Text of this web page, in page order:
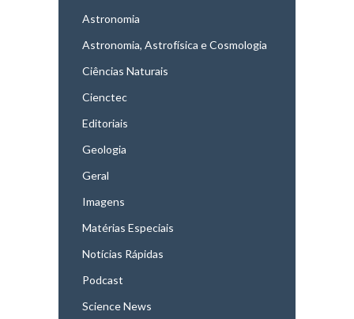
Astronomia
Astronomia, Astrofísica e Cosmologia
Ciências Naturais
Cienctec
Editoriais
Geologia
Geral
Imagens
Matérias Especiais
Notícias Rápidas
Podcast
Science News